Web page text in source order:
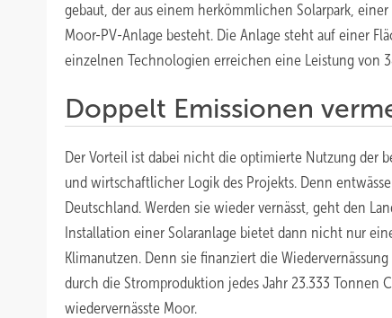
gebaut, der aus einem herkömmlichen Solarpark,
Moor-PV-Anlage besteht. Die Anlage steht auf einer
einzelnen Technologien erreichen eine Leistung von
Doppelt Emissionen
Der Vorteil ist dabei nicht die optimierte Nutzung der
und wirtschaftlicher Logik des Projekts. Denn
Deutschland. Werden sie wieder vernässt, geht den
Installation einer Solaranlage bietet dann nicht nur
Klimanutzen. Denn sie finanziert die
durch die Stromproduktion jedes Jahr 23.333 Tonnen
wiedervernässte Moor.